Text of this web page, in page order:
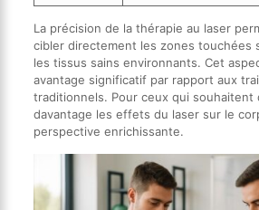
La précision de la thérapie au laser
cibler directement les zones touchées
les tissus sains environnants. Cet
avantage significatif par rapport aux
traditionnels. Pour ceux qui souhaitent
davantage les effets du laser sur le
perspective enrichissante.